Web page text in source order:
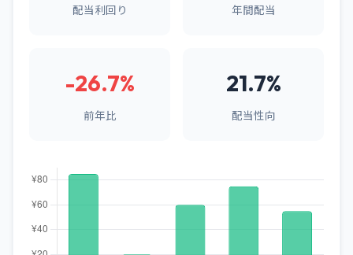
配当利回り 年間配当
-26.7%
前年比
21.7%
配当性向